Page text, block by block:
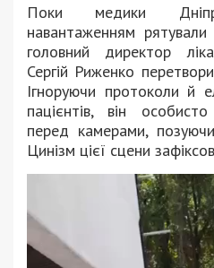
Поки медики
навантаженням
головний директор
Сергій Риженко
Ігноруючи протоколи й
пацієнтів, він
перед камерами,
Цинізм цієї сцени